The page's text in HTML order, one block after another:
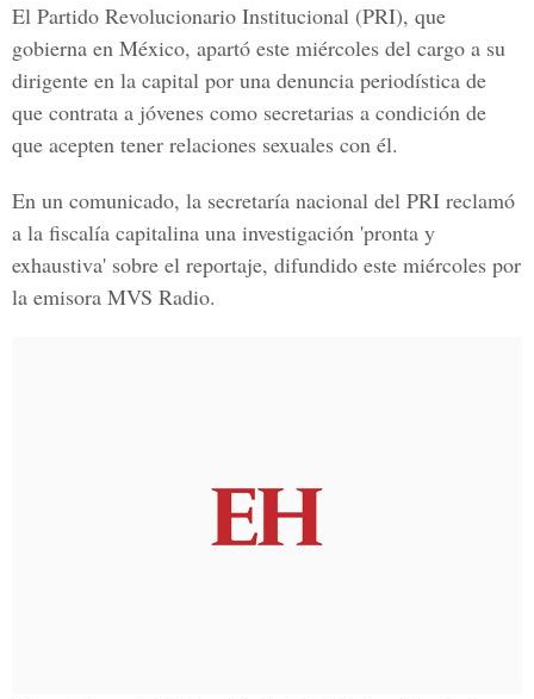
El Partido Revolucionario Institucional (PRI), que
gobierna en México, apartó este miércoles del cargo a su
dirigente en la capital por una denuncia periodística de
que contrata a jóvenes como secretarias a condición de
que acepten tener relaciones sexuales con él.
En un comunicado, la secretaría nacional del PRI reclamó
a la fiscalía capitalina una investigación 'pronta y
exhaustiva' sobre el reportaje, difundido este miércoles por
la emisora MVS Radio.